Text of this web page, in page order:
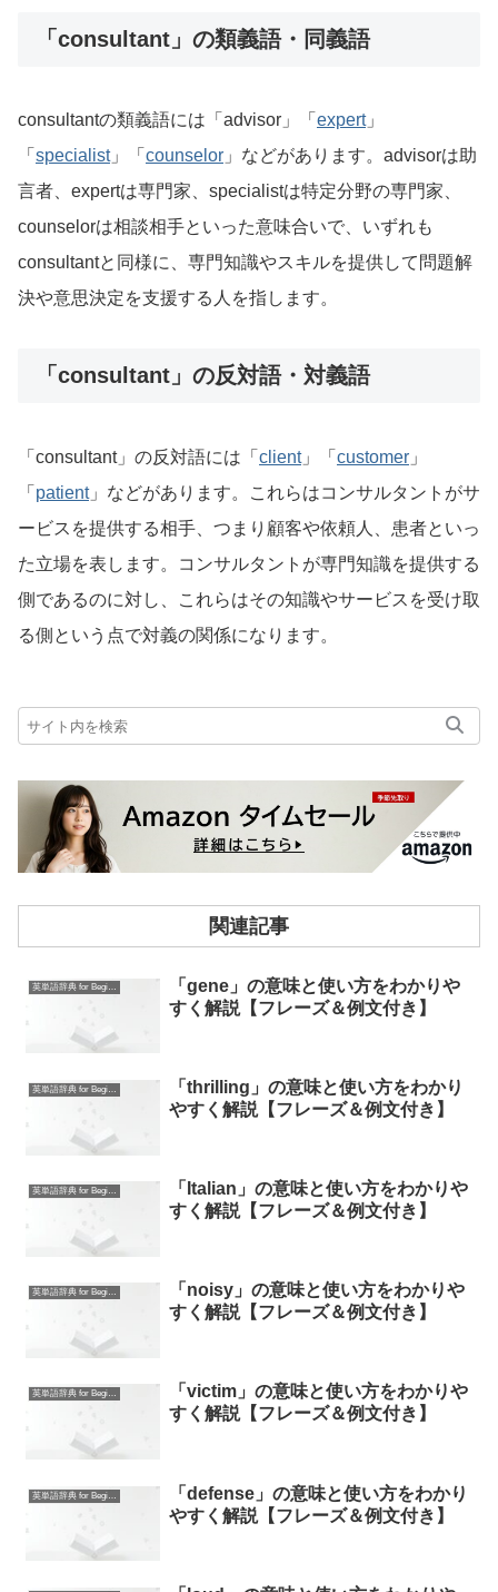
「consultant」の類義語・同義語
consultantの類義語には「advisor」「 expert」
「 specialist」「 counselor 」などがあります。advisorは助
言者、expertは専門家、specialistは特定分野の専門家、
counselorは相談相手といった意味合いで、いずれも
consultantと同様に、専門知識やスキルを提供して問題解
決や意思決定を支援する人を指します。
「consultant」の反対語・対義語
「consultant」の反対語には「 client」「 customer 」
「 patient」などがあります。これらはコンサルタントがサ
ービスを提供する相手、つまり顧客や依頼人、患者といっ
た立場を表します。コンサルタントが専門知識を提供する
側であるのに対し、これらはその知識やサービスを受け取
る側という点で対義の関係になります。
関連記事
英単語辞典 for Beginners
「gene」の意味と使い方をわかりや
すく解説【フレーズ＆例文付き】
英単語辞典 for Beginners
「thrilling」の意味と使い方をわかり
やすく解説【フレーズ＆例文付き】
英単語辞典 for Beginners
「Italian」の意味と使い方をわかりや
すく解説【フレーズ＆例文付き】
英単語辞典 for Beginners
「noisy」の意味と使い方をわかりや
すく解説【フレーズ＆例文付き】
英単語辞典 for Beginners
「victim」の意味と使い方をわかりや
すく解説【フレーズ＆例文付き】
英単語辞典 for Beginners
「defense」の意味と使い方をわかり
やすく解説【フレーズ＆例文付き】